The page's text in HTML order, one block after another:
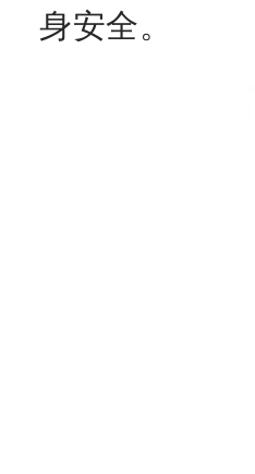
身安全。